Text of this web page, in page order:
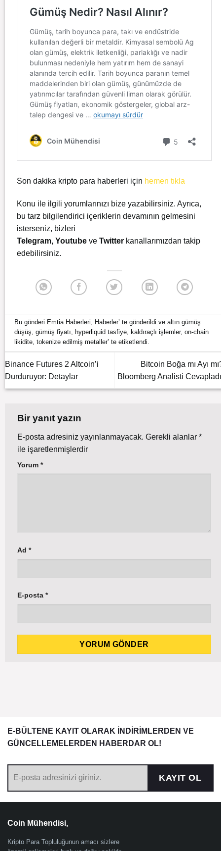
Son dakika kripto para haberleri için hemen tıkla
Konu ile ilgili yorumlarınızı bize yazabilirsiniz. Ayrıca,
bu tarz bilgilendirici içeriklerin devamının gelmesini
isterseniz, bizleri
Telegram, Youtube ve Twitter kanallarımızdan takip
edebilirsiniz.
Bu gönderi Emtia Haberleri, Haberler’ te gönderildi vealtın gümüş
düşüş,gümüş fiyatı, hyperliquid tasfiye, kaldıraçlı işlemler,on-chain
likidite,tokenize edilmiş metaller’ te etiketlendi.
Binance Futures 2 Altcoin’i
Durduruyor: Detaylar
Bitcoin Boğa mı Ayı
Bloomberg Analisti
Bir yanıt yazın
E-posta adresiniz yayınlanmayacak. Gerekli alanlar *
ile işaretlenmişlerdir
Yorum *
Ad *
E-posta *
E-BÜLTENE KAYIT OLARAK İNDİRİMLERDEN VE
GÜNCELLEMELERDEN HABERDAR OL!
KAYIT OL
Coin Mühendisi,
Kripto Para Topluluğunun amacı sizlere